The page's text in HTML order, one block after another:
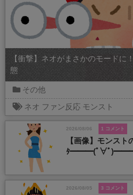
【衝撃】ネオがまさかのモードに
態
その他
ネオ ファン反応 モンスト
2026/08/06 1 コメント
【画像】モンスト
ﾀ━━━(ﾟ∀ﾟ
2026/08/05 3 コメント